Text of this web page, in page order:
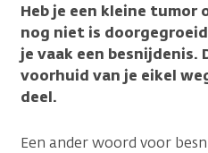
Heb je een kleine tumor
nog niet is
je vaak een besnijdenis.
voorhuid van je eikel
deel.
Een ander woord voor